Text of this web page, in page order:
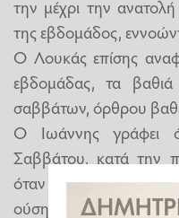
την μέχρι την
της εβδο­μάδος,
Ο Λουκάς επίσης
εβδομάδας, τα
σαββάτων, όρθρου
O Ιωάννης γράφει
Σαββάτου, κατά την
όταν ήταν ακόμα
ούσης εις το μνημείον”.